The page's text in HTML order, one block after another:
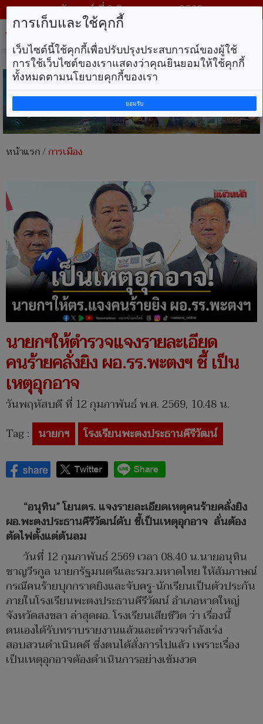
วันเสาร์ ที่ 8 สิงหาคม พ.ศ. 2569
หน้าแรก/การเมือง
นายกฯให้ตำรวจแจงรายละเอียด
คนร้ายคลั่งยิง ผอ.รร.พะตงฯ ชี้ เป็น
เหตุอุกอาจ
วันพฤหัสบดี ที่ 12 กุมภาพันธ์ พ.ศ. 2569, 10.48 น.
Tag : นายกฯ โรงเรียนพะตงประธานคีรีวัฒน์
“อนุทิน” โยนตร. แจงรายละเอียดเหตุคนร้ายคลั่งยิง
ผอ.พะตงประธานคีรีวัฒน์ดับ ชี้เป็นเหตุอุกอาจ ลั่นต้อง
ตัดไฟตั้งแต่ต้นลม
วันที่ 12 กุมภาพันธ์ 2569 เวลา 08.40 น.นายอนุทิน
ชาญวีรกูล นายกรัฐมนตรีและรมว.มหาดไทย ให้สัมภาษณ์
กรณีคนร้ายบุกกราดยิงและจับครู-นักเรียนเป็นตัวประกัน
ภายในโรงเรียนพะตงประธานคีรีวัฒน์ อำเภอหาดใหญ่
จังหวัดสงขลา ล่าสุดผอ. โรงเรียนเสียชีวิต ว่า เรื่องนี้
ตนเองได้รับทราบรายงานแล้วและตำรวจกำลังเร่ง
สอบสวนดำเนินคดี ซึ่งตนได้สั่งการไปแล้ว เพราะเรื่อง
เป็นเหตุอุกอาจต้องดำเนินการอย่างเข้มงวด
การเก็บและใช้คุกกี้
เว็บไซต์นี้ใช้คุกกี้เพื่อปรับปรุงประสบการณ์ของผู้ใช้
การใช้เว็บไซต์ของเราแสดงว่าคุณยินยอมให้ใช้คุกกี้
ทั้งหมดตามนโยบายคุกกี้ของเรา
ยอมรับ